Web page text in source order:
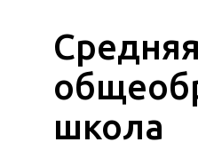
Средняя
школа